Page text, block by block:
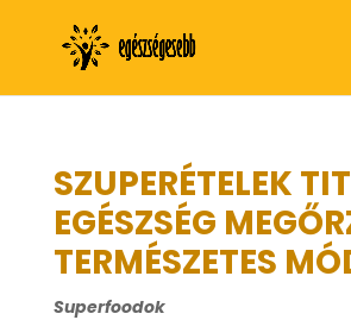
SZUPERÉTELEK
EGÉSZSÉG
TERMÉSZETES
Superfoodok